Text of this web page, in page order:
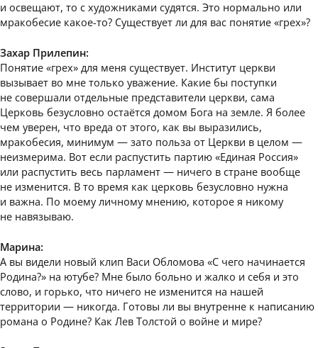
и освещают, то с художниками судятся. Это нормально или
мракобесие какое-то? Существует ли для вас понятие «грех»?
Захар Прилепин:
Понятие «грех» для меня существует. Институт церкви
вызывает во мне только уважение. Какие бы поступки
не совершали отдельные представители церкви, сама
Церковь безусловно остаётся домом Бога на земле. Я более
чем уверен, что вреда от этого, как вы выразились,
мракобесия, минимум — зато польза от Церкви в целом —
неизмерима. Вот если распустить партию «Единая Россия»
или распустить весь парламент — ничего в стране вообще
не изменится. В то время как церковь безусловно нужна
и важна. По моему личному мнению, которое я никому
не навязываю.
Марина:
А вы видели новый клип Васи Обломова «С чего начинается
Родина?» на ютубе? Мне было больно и жалко и себя и это
слово, и горько, что ничего не изменится на нашей
территории — никогда. Готовы ли вы внутренне к написанию
романа о Родине? Как Лев Толстой о войне и мире?